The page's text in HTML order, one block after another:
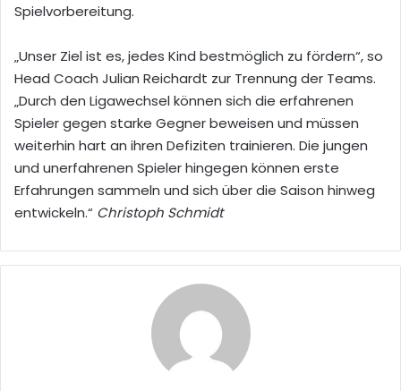
Spielvorbereitung.
„Unser Ziel ist es, jedes Kind bestmöglich zu fördern“, so
Head Coach Julian Reichardt zur Trennung der Teams.
„Durch den Ligawechsel können sich die erfahrenen
Spieler gegen starke Gegner beweisen und müssen
weiterhin hart an ihren Defiziten trainieren. Die jungen
und unerfahrenen Spieler hingegen können erste
Erfahrungen sammeln und sich über die Saison hinweg
entwickeln.“ Christoph Schmidt